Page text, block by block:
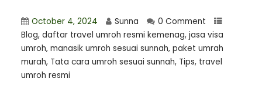
October 4, 2024 Sunna
0 Comment
Blog, daftar travel umroh resmi kemenag, jasa visa
umroh, manasik umroh sesuai sunnah, paket umrah
murah, Tata cara umroh sesuai sunnah, Tips, travel
umroh resmi